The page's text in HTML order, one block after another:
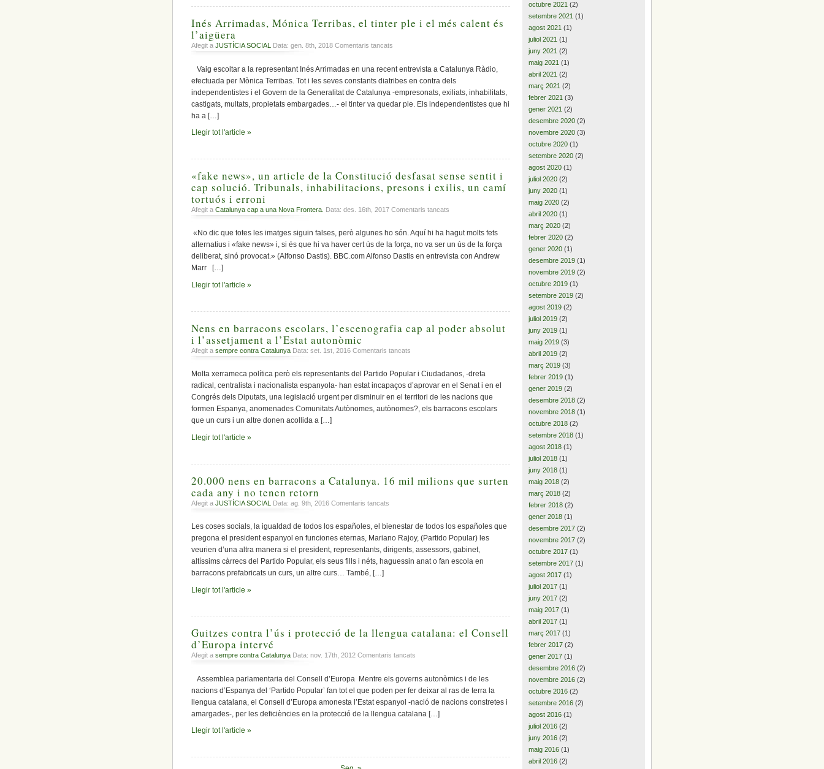
del
sud
d’Europa
Inés Arrimadas, Mónica Terribas, el tinter ple i el més calent és
l’aigüera
Afegit a JUSTÍCIA SOCIAL Data: gen. 8th, 2018 Comentaris tancats
Arrimadas,
el
tinter
calent
l’aigüera
Vaig escoltar a la representant Inés Arrimadas en una recent entrevista a Catalunya Ràdio,
efectuada per Mònica Terribas. Tot i les seves constants diatribes en contra dels
independentistes i el Govern de la Generalitat de Catalunya -empresonats, exiliats, inhabilitats,
castigats, multats, propietats embargades…- el tinter va quedar ple. Els independentistes que hi
ha a […]
Llegir tot l'article »
«fake news», un article de la Constitució desfasat sense sentit i
cap solució. Tribunals, inhabilitacions, presons i exilis, un camí
tortuós i erroni
Afegit a Catalunya cap a una Nova Frontera. Data: des. 16th, 2017 Comentaris tancats
news»,
de
sentit
cap
presons
i
exilis,
un
«No dic que totes les imatges siguin falses, però algunes ho són. Aquí hi ha hagut molts fets
alternatius i «fake news» i, si és que hi va haver cert ús de la força, no va ser un ús de la força
deliberat, sinó provocat.» (Alfonso Dastis). BBC.com Alfonso Dastis en entrevista con Andrew
Marr […]
Llegir tot l'article »
Nens en barracons escolars, l’escenografia cap al poder absolut
i l’assetjament a l’Estat autonòmic
Afegit a sempre contra Catalunya Data: set. 1st, 2016 Comentaris tancats
en
barracons
escolars,
l’escenografia
cap
l’assetjament
l’Estat
Molta xerrameca política però els representants del Partido Popular i Ciudadanos, -dreta
radical, centralista i nacionalista espanyola- han estat incapaços d’aprovar en el Senat i en el
Congrés dels Diputats, una legislació urgent per disminuir en el territori de les nacions que
formen Espanya, anomenades Comunitats Autònomes, autònomes?, els barracons escolars
que un curs i un altre donen acollida a […]
Llegir tot l'article »
20.000 nens en barracons a Catalunya. 16 mil milions que surten
cada any i no tenen retorn
Afegit a JUSTÍCIA SOCIAL Data: ag. 9th, 2016 Comentaris tancats
nens
barracons
a
Catalunya.
surten
any
no
retorn
Les coses socials, la igualdad de todos los españoles, el bienestar de todos los españoles que
pregona el president espanyol en funciones eternas, Mariano Rajoy, (Partido Popular) les
veurien d’una altra manera si el president, representants, dirigents, assessors, gabinet,
altíssims càrrecs del Partido Popular, els seus fills i néts, haguessin anat o fan escola en
barracons prefabricats un curs, un altre curs… També, […]
Llegir tot l'article »
Guitzes contra l’ús i protecció de la llengua catalana: el Consell
d’Europa intervé
Afegit a sempre contra Catalunya Data: nov. 17th, 2012 Comentaris tancats
contra
l’ús
protecció
de
el
Assemblea parlamentaria del Consell d’Europa Mentre els governs autonòmics i de les
nacions d’Espanya del ‘Partido Popular’ fan tot el que poden per fer deixar al ras de terra la
llengua catalana, el Consell d’Europa amonesta l’Estat espanyol -nació de nacions constretes i
amargades-, per les deficiències en la protecció de la llengua catalana […]
Llegir tot l'article »
octubre 2021 (2)
setembre 2021 (1)
agost 2021 (1)
juliol 2021 (1)
juny 2021 (2)
maig 2021 (1)
abril 2021 (2)
març 2021 (2)
febrer 2021 (3)
gener 2021 (2)
desembre 2020 (2)
novembre 2020 (3)
octubre 2020 (1)
setembre 2020 (2)
agost 2020 (1)
juliol 2020 (2)
juny 2020 (1)
maig 2020 (2)
abril 2020 (1)
març 2020 (2)
febrer 2020 (2)
gener 2020 (1)
desembre 2019 (1)
novembre 2019 (2)
octubre 2019 (1)
setembre 2019 (2)
agost 2019 (2)
juliol 2019 (2)
juny 2019 (1)
maig 2019 (3)
abril 2019 (2)
març 2019 (3)
febrer 2019 (1)
gener 2019 (2)
desembre 2018 (2)
novembre 2018 (1)
octubre 2018 (2)
setembre 2018 (1)
agost 2018 (1)
juliol 2018 (1)
juny 2018 (1)
maig 2018 (2)
març 2018 (2)
febrer 2018 (2)
gener 2018 (1)
desembre 2017 (2)
novembre 2017 (2)
octubre 2017 (1)
setembre 2017 (1)
agost 2017 (1)
juliol 2017 (1)
juny 2017 (2)
maig 2017 (1)
abril 2017 (1)
març 2017 (1)
febrer 2017 (2)
gener 2017 (1)
desembre 2016 (2)
novembre 2016 (2)
octubre 2016 (2)
setembre 2016 (2)
agost 2016 (1)
juliol 2016 (2)
juny 2016 (2)
maig 2016 (1)
abril 2016 (2)